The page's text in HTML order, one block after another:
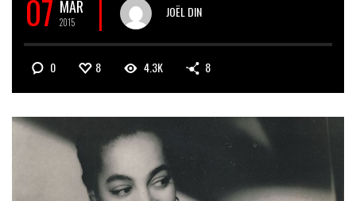
07 MAR
2015
JOËL DIN
0 8 4.3K 8